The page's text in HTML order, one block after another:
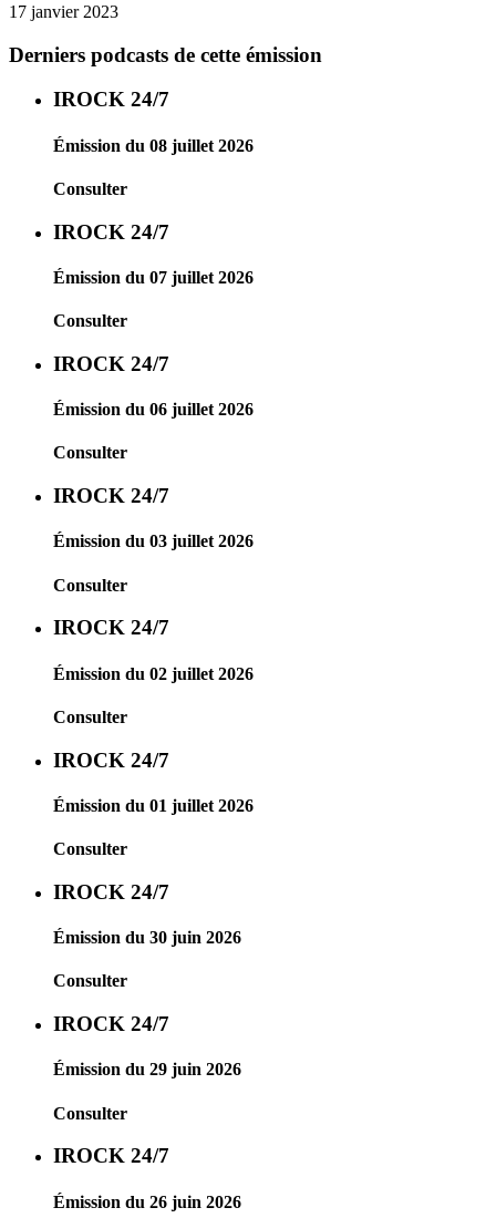
17 janvier 2023
Derniers podcasts de cette émission
IROCK 24/7
Émission du 08 juillet 2026
Consulter
IROCK 24/7
Émission du 07 juillet 2026
Consulter
IROCK 24/7
Émission du 06 juillet 2026
Consulter
IROCK 24/7
Émission du 03 juillet 2026
Consulter
IROCK 24/7
Émission du 02 juillet 2026
Consulter
IROCK 24/7
Émission du 01 juillet 2026
Consulter
IROCK 24/7
Émission du 30 juin 2026
Consulter
IROCK 24/7
Émission du 29 juin 2026
Consulter
IROCK 24/7
Émission du 26 juin 2026